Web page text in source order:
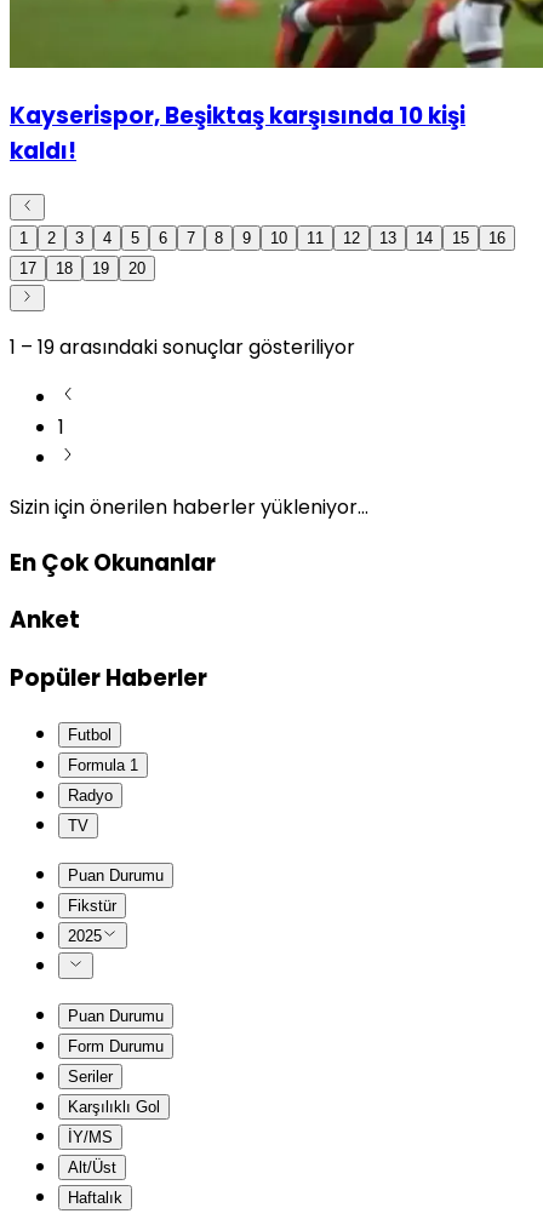
Kayserispor, Beşiktaş karşısında 10 kişi
kaldı!
1 2 3 4 5 6 7 8 9 10 11 12 13 14 15
16
17
18 19 20
1 – 19arasındaki sonuçlar gösteriliyor
1
Sizin için önerilen haberler yükleniyor...
En Çok Okunanlar
Anket
Popüler Haberler
Futbol
Formula 1
Radyo
TV
Puan Durumu
Fikstür
2025
Puan Durumu
Form Durumu
Seriler
Karşılıklı Gol
İY/MS
Alt/Üst
Haftalık